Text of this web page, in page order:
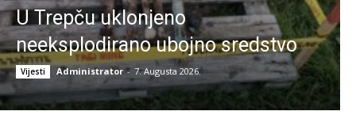
U Trepču uklonjeno
neeksplodirano ubojno sredstvo
Vijesti Administrator - 7. Augusta 2026.